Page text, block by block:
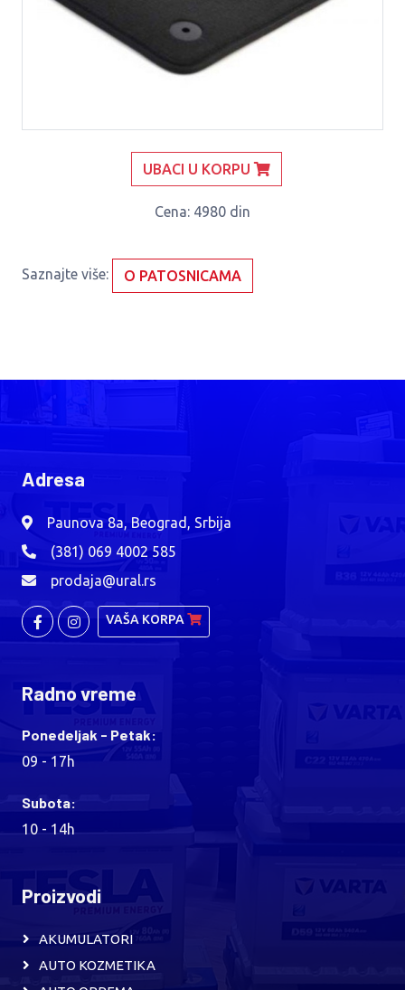
UBACI U KORPU
Cena: 4980 din
Saznajte više: O PATOSNICAMA
Adresa
Paunova 8a, Beograd, Srbija
(381) 069 4002 585
prodaja@ural.rs
VAŠA KORPA
Radno vreme
Ponedeljak - Petak:
09 - 17h
Subota:
10 - 14h
Proizvodi
AKUMULATORI
AUTO KOZMETIKA